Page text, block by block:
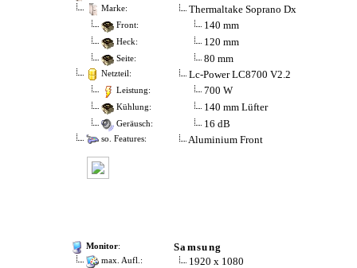
Marke: Thermaltake Soprano Dx
Front: 140 mm
Heck: 120 mm
Seite: 80 mm
Netzteil: Lc-Power LC8700 V2.2
Leistung: 700 W
Kühlung: 140 mm Lüfter
Geräusch: 16 dB
so. Features: Aluminium Front
Monitor: Samsung
max. Aufl.: 1920 x 1080